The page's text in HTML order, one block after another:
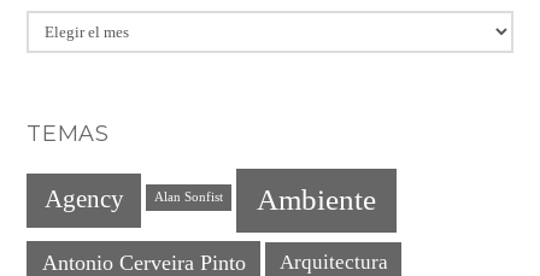
Archivo
TEMAS
Agency Alan Sonfist Ambiente
Antonio Cerveira Pinto Arquitectura